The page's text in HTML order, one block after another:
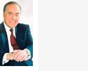
15:00
06 Avqust